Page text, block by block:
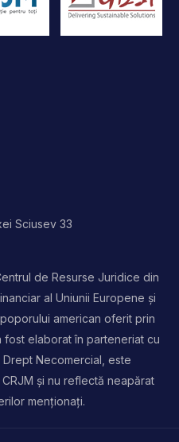
Sciusev 33
de Resurse Juridice din
al Uniunii Europene și
american oferit prin
fost elaborat în parteneriat cu
Necomercial, este
și nu reflectă neapărat
menționați.